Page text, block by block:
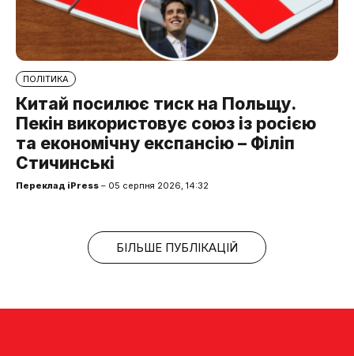
ПОЛІТИКА
Китай посилює тиск на Польщу.
Пекін використовує союз із росією
та економічну експансію – Філіп
Стичинські
Переклад iPress – 05 серпня 2026, 14:32
БІЛЬШЕ ПУБЛІКАЦІЙ